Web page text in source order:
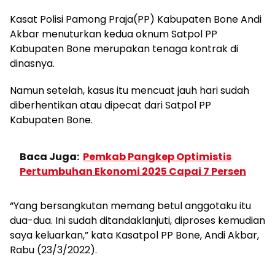
Kasat Polisi Pamong Praja(PP) Kabupaten Bone Andi
Akbar menuturkan kedua oknum Satpol PP
Kabupaten Bone merupakan tenaga kontrak di
dinasnya.
Namun setelah, kasus itu mencuat jauh hari sudah
diberhentikan atau dipecat dari Satpol PP
Kabupaten Bone.
Baca Juga: Pemkab Pangkep Optimistis
Pertumbuhan Ekonomi 2025 Capai 7 Persen
“Yang bersangkutan memang betul anggotaku itu
dua-dua. Ini sudah ditandaklanjuti, diproses kemudian
saya keluarkan,” kata Kasatpol PP Bone, Andi Akbar,
Rabu (23/3/2022).